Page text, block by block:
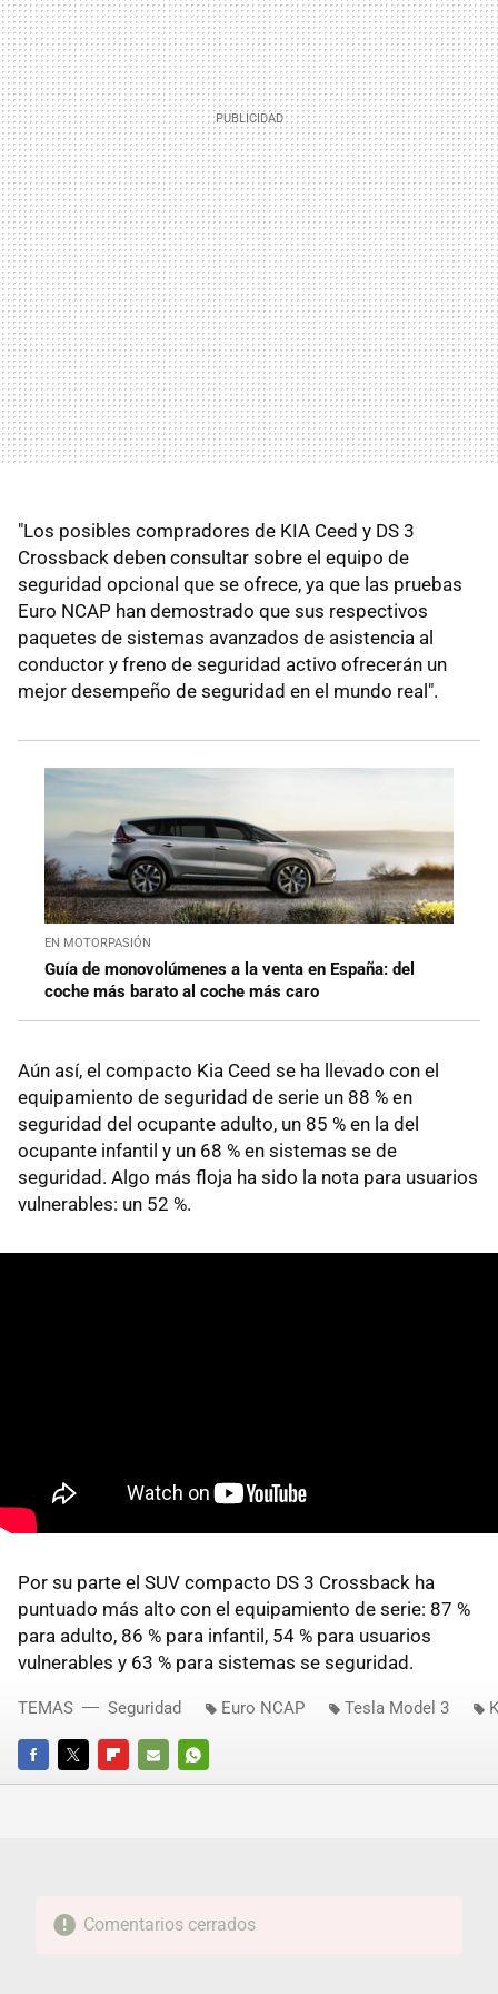
"Los posibles compradores de KIA Ceed y DS 3
Crossback deben consultar sobre el equipo de
seguridad opcional que se ofrece, ya que las pruebas
Euro NCAP han demostrado que sus respectivos
paquetes de sistemas avanzados de asistencia al
conductor y freno de seguridad activo ofrecerán un
mejor desempeño de seguridad en el mundo real".
EN MOTORPASIÓN
Guía de monovolúmenes a la venta en España: del
coche más barato al coche más caro
Aún así, el compacto Kia Ceed se ha llevado con el
equipamiento de seguridad de serie un 88 % en
seguridad del ocupante adulto, un 85 % en la del
ocupante infantil y un 68 % en sistemas se de
seguridad. Algo más floja ha sido la nota para usuarios
vulnerables: un 52 %.
Por su parte el SUV compacto DS 3 Crossback ha
puntuado más alto con el equipamiento de serie: 87 %
para adulto, 86 % para infantil, 54 % para usuarios
vulnerables y 63 % para sistemas se seguridad.
FACEBOOKTWITTERFLIPBOARD
E-
WHATSAPP
TEMAS Seguridad Euro NCAP Tesla Model 3
Comentarios cerrados